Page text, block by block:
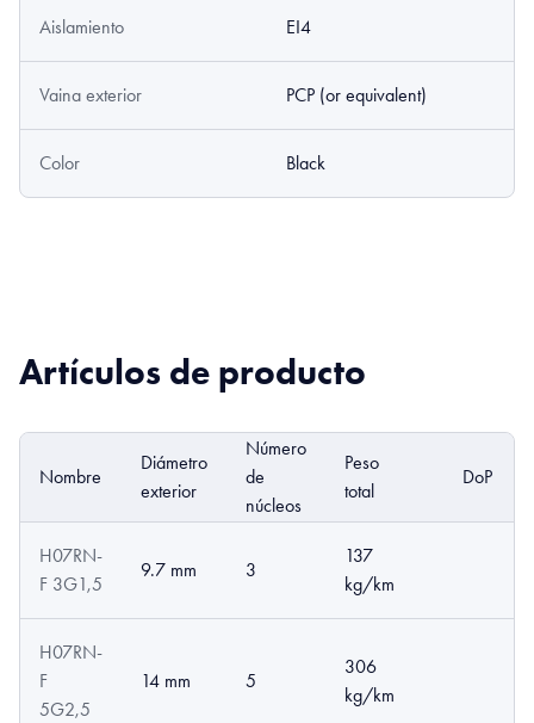
Aislamiento EI4
Vaina exterior PCP (or equivalent)
Color Black
Artículos de producto
Nombre
Diámetro
exterior
Número
de
núcleos
Peso
total
DoP
H07RN-
F 3G1,5
9.7 mm 3
137
kg/km
H07RN-
F
5G2,5
14 mm 5
306
kg/km